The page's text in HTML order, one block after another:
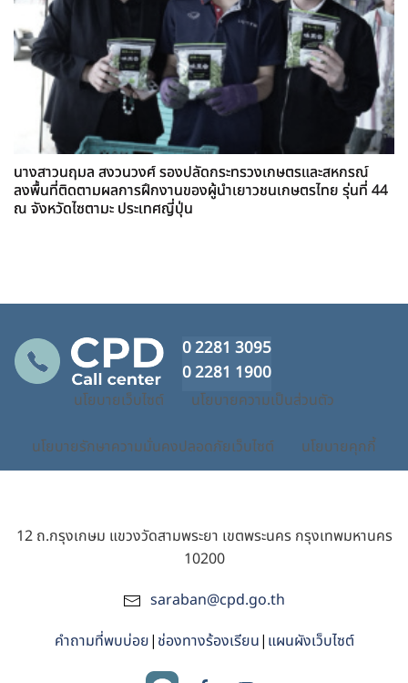
นางสาวนฤมล สงวนวงศ์ รองปลัดกระทรวงเกษตรและสหกรณ์
ลงพื้นที่ติดตามผลการฝึกงานของผู้นำเยาวชนเกษตรไทย รุ่นที่ 44
ณ จังหวัดไซตามะ ประเทศญี่ปุ่น
0 2281 3095
0 2281 1900
นโยบายเว็บไซต์ นโยบายความเป็นส่วนตัว
นโยบายรักษาความมั่นคงปลอดภัยเว็บไซต์ นโยบายคุกกี้
12 ถ.กรุงเกษม แขวงวัดสามพระยา เขตพระนคร กรุงเทพมหานคร
10200
saraban@cpd.go.th
คำถามที่พบบ่อย| ช่องทางร้องเรียน| แผนผังเว็บไซต์